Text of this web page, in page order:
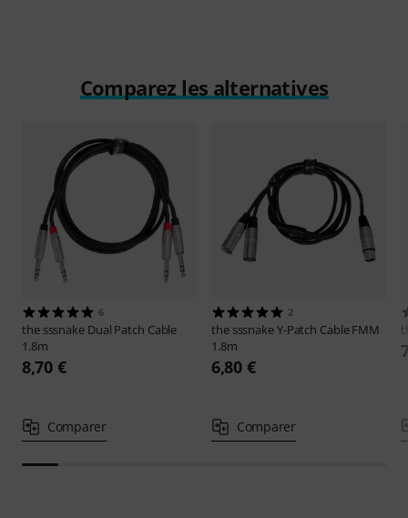
Comparez les alternatives
6
the sssnake Dual Patch Cable
1.8m
8,70 €
Comparer
2
the sssnakeY-Patch Cable FMM
1.8m
6,80 €
Comparer